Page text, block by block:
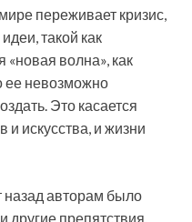
переживает кризис,
такой как
«новая волна», как
ее невозможно
Это касается
и искусства, и жизни
назад авторам было
другие препятствия.